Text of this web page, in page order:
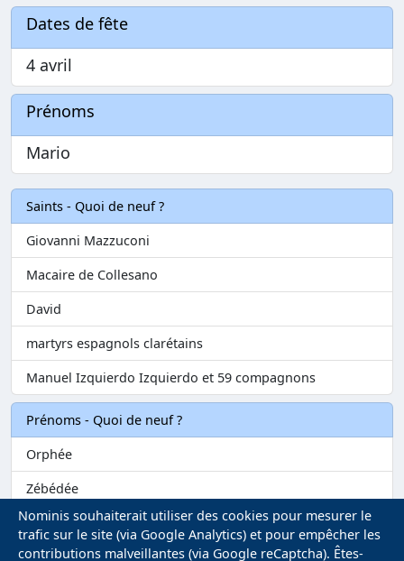
Dates de fête
4 avril
Prénoms
Mario
Saints - Quoi de neuf ?
Giovanni Mazzuconi
Macaire de Collesano
David
martyrs espagnols clarétains
Manuel Izquierdo Izquierdo et 59 compagnons
Prénoms - Quoi de neuf ?
Orphée
Zébédée
Melvil
Matilin
Nominis souhaiterait utiliser des cookies pour mesurer le
trafic sur le site (via Google Analytics) et pour empêcher les
contributions malveillantes (via Google reCaptcha). Êtes-